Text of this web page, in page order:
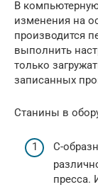
В
изменения на
производится
выполнить
только
записанных
Станины в
С-
пресса.